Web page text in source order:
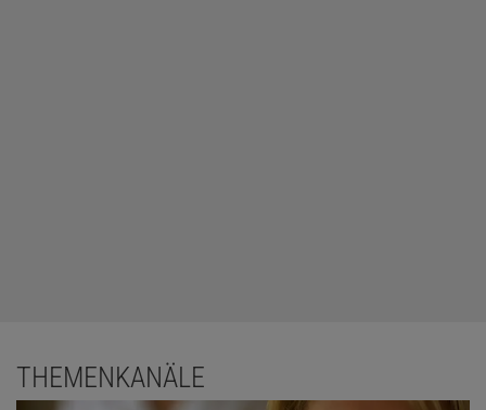
THEMENKANÄLE